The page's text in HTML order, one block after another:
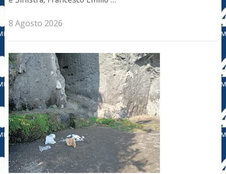
8 Agosto 2026